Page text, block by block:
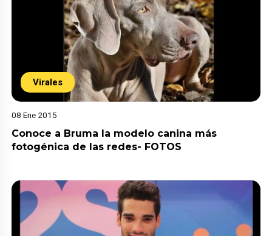
Virales
08 Ene 2015
Conoce a Bruma la modelo canina más
fotogénica de las redes- FOTOS